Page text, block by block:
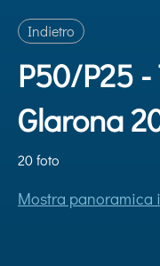
Indietro
P50/P25
Glarona
20 foto
Mostra panoramica